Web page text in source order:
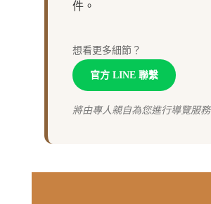
件。
想看更多細節？
官方 LINE 聯繫
將由專人親自為您進行導覽服務